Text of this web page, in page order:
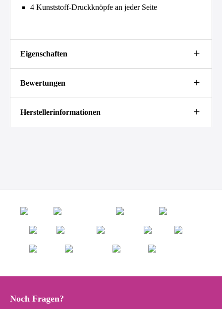
4 Kunststoff-Druckknöpfe an jeder Seite
Eigenschaften
Bewertungen
Herstellerinformationen
Noch Fragen?